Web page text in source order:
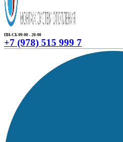
ПН-СБ 09:00 - 20:00
+7 (978) 515 999 7